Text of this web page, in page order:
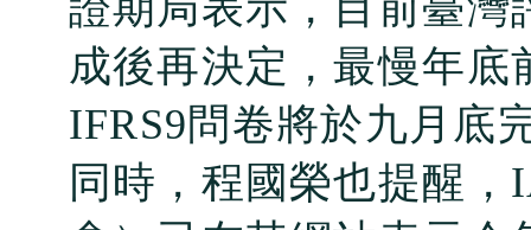
成後再決定，最慢年
IFRS9問卷將於九月底
同時，程國榮也提醒，